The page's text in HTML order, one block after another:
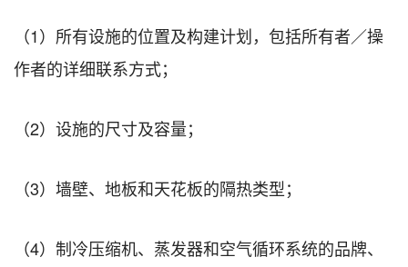
（1）所有设施的位置及构建计划，包括所有者／操
作者的详细联系方式；
（2）设施的尺寸及容量；
（3）墙壁、地板和天花板的隔热类型；
（4）制冷压缩机、蒸发器和空气循环系统的品牌、